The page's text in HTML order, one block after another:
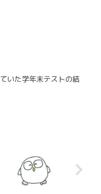
いた学年末テストの結